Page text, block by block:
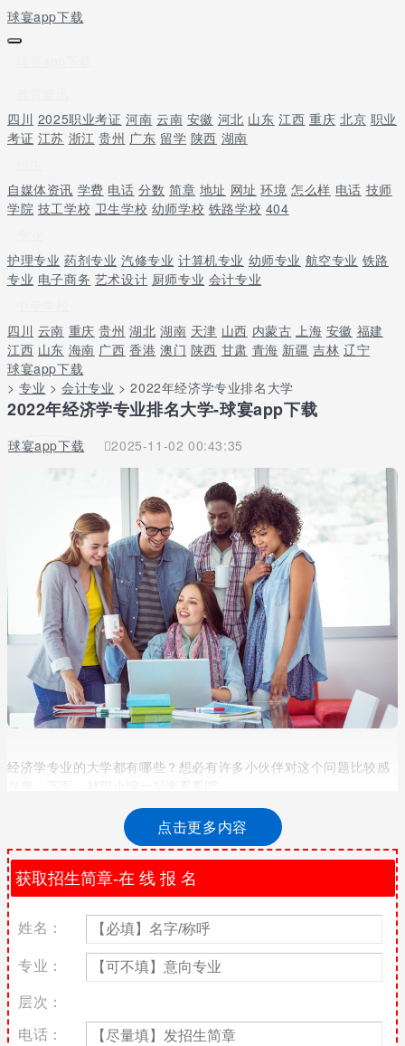
球宴app下载
四川 2025职业考证 河南 云南 安徽 河北 山东 江西 重庆 北京 职业
考证 江苏 浙江 贵州 广东 留学 陕西 湖南
自媒体资讯 学费 电话 分数 简章 地址 网址 环境 怎么样 电话 技师
学院 技工学校 卫生学校 幼师学校 铁路学校 404
护理专业 药剂专业 汽修专业 计算机专业 幼师专业 航空专业 铁路
专业 电子商务 艺术设计 厨师专业 会计专业
四川 云南 重庆 贵州 湖北 湖南 天津 山西 内蒙古 上海 安徽 福建
江西 山东 海南 广西 香港 澳门 陕西 甘肃 青海 新疆 吉林 辽宁
球宴app下载
>专业 >会计专业 > 2022年经济学专业排名大学
2022年经济学专业排名大学-球宴app下载
球宴app下载 2025-11-02 00:43:35
经济学专业的大学都有哪些？想必有许多小伙伴对这个问题比较感
2020经济学专业的大学排名
序号 学校名称
评选结果
1
中国人民大学
3
北京大学
南开大学
a
北京师范大学
6
7
浙江大学
a-
点击更多内容
姓名：
专业：
层次：
电话：